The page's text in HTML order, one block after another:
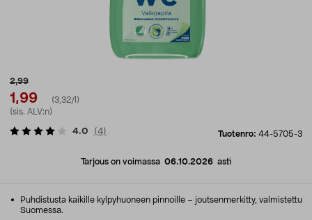
2,99
1,99
(3,32/l)
(sis. ALV:n)
Tuotenro: 44-5705-3
4.0 (4)
Tarjous on voimassa 06.10.2026 asti
Puhdistusta kaikille kylpyhuoneen pinnoille – joutsenmerkitty, valmistettu
Suomessa.